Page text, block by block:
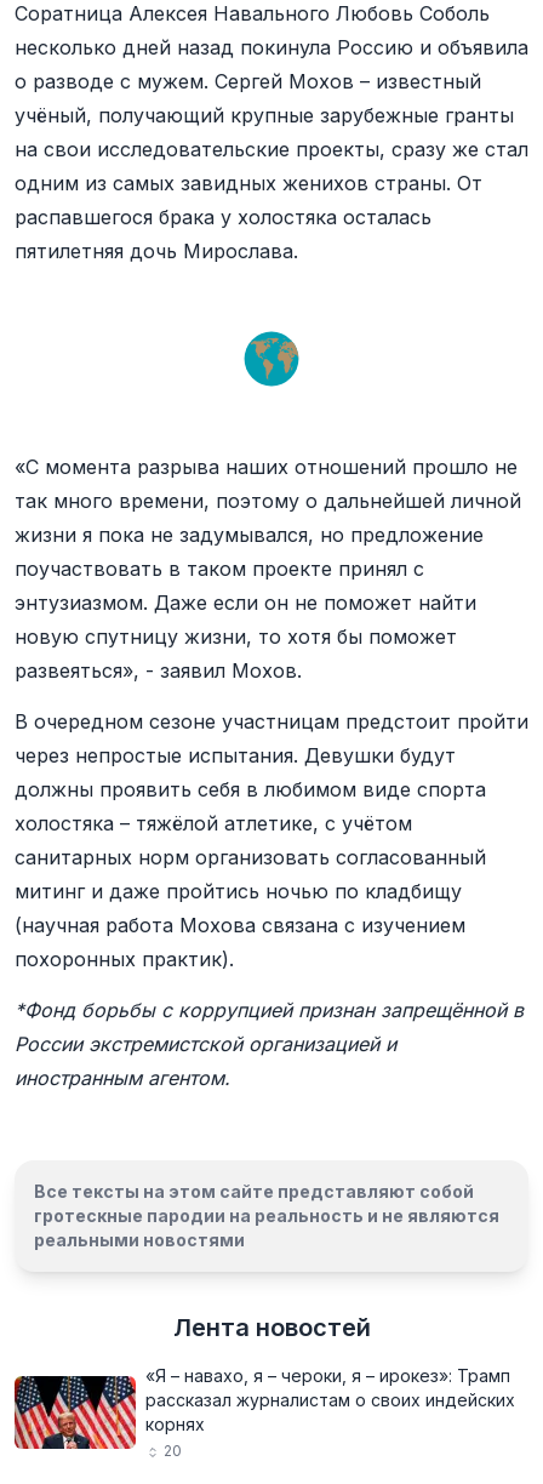
Соратница Алексея Навального Любовь Соболь
несколько дней назад покинула Россию и объявила
о разводе с мужем. Сергей Мохов – известный
учёный, получающий крупные зарубежные гранты
на свои исследовательские проекты, сразу же стал
одним из самых завидных женихов страны. От
распавшегося брака у холостяка осталась
пятилетняя дочь Мирослава.
«С момента разрыва наших отношений прошло не
так много времени, поэтому о дальнейшей личной
жизни я пока не задумывался, но предложение
поучаствовать в таком проекте принял с
энтузиазмом. Даже если он не поможет найти
новую спутницу жизни, то хотя бы поможет
развеяться», - заявил Мохов.
В очередном сезоне участницам предстоит пройти
через непростые испытания. Девушки будут
должны проявить себя в любимом виде спорта
холостяка – тяжёлой атлетике, с учётом
санитарных норм организовать согласованный
митинг и даже пройтись ночью по кладбищу
(научная работа Мохова связана с изучением
похоронных практик).
*Фонд борьбы с коррупцией признан запрещённой в
России экстремистской организацией и
иностранным агентом.
Все тексты на этом сайте представляют собой
гротескные пародии на реальность и не являются
реальными новостями
Лента новостей
«Я – навахо, я – чероки, я – ирокез»: Трамп
рассказал журналистам о своих индейских
корнях
20